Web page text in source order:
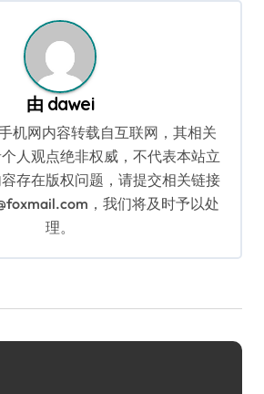
由 dawei
手机网内容转载自互联网，其相关
人观点绝非权威，不代表本站立
存在版权问题，请提交相关链接
，我们将及时予以处
理。